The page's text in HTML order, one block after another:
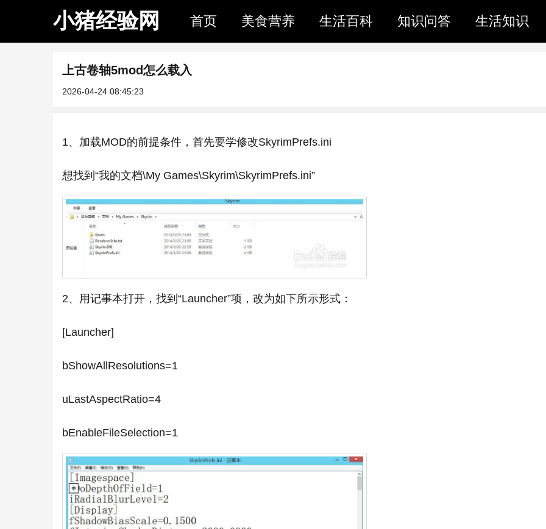
小猪经验网 首页 美食营养 生活百科 知识问答 生活知识
上古卷轴5mod怎么载入
2026-04-24 08:45:23
1、加载MOD的前提条件，首先要学修改SkyrimPrefs.ini
想找到“我的文档\My Games\Skyrim\SkyrimPrefs.ini”
2、用记事本打开，找到“Launcher”项，改为如下所示形式：
[Launcher]
bShowAllResolutions=1
uLastAspectRatio=4
bEnableFileSelection=1